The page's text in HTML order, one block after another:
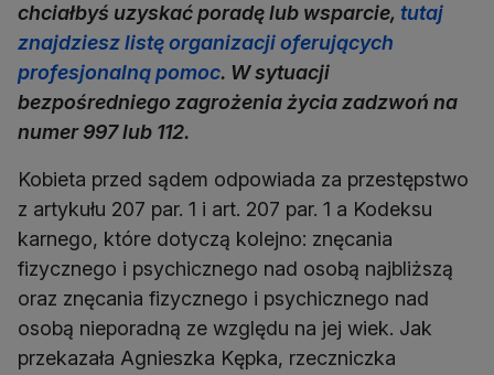
chciałbyś uzyskać poradę lub wsparcie, tutaj
znajdziesz listę organizacji oferujących
profesjonalną pomoc. W sytuacji
bezpośredniego zagrożenia życia zadzwoń na
numer 997 lub 112.
Kobieta przed sądem odpowiada za przestępstwo
z artykułu 207 par. 1 i art. 207 par. 1 a Kodeksu
karnego, które dotyczą kolejno: znęcania
fizycznego i psychicznego nad osobą najbliższą
oraz znęcania fizycznego i psychicznego nad
osobą nieporadną ze względu na jej wiek. Jak
przekazała Agnieszka Kępka, rzeczniczka